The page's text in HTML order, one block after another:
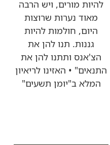
להיות מורים, ויש הרבה
מאוד נערות שרוצות
היום, חולמות להיות
גננות. תנו להן את
הצ'אנס ותתנו להן את
התנאים" • האזינו לריאיון
המלא ב"יומן תשעים"